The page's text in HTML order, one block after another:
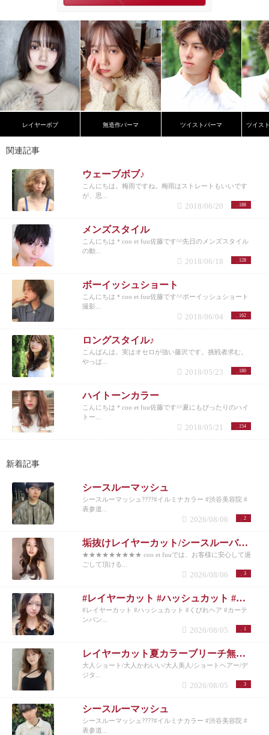
レイヤーボブ 無造作パーマ ツイストパーマ
関連記事
ウェーブボブ♪
こんにちは。梅雨ですね。梅雨はストレートもいいです
が、思...
188
2018/06/20
メンズスタイル
こんにちは＊coo et fuu佐藤です^^先日のメンズスタイル
の動...
128
2018/06/18
ボーイッシュショート
こんにちは＊coo et fuu佐藤です^^ボーイッシュショート
撮影...
162
2018/06/04
ロングスタイル♪
こんばんは。実はオセロが強い藤沢です。挑戦者求む。
やっぱ...
180
2018/05/23
ハイトーンカラー
こんにちは＊coo et fuu佐藤です^^夏にもぴったりのハイ
トー...
154
2018/05/21
新着記事
シースルーマッシュ
シースルーマッシュ????#イルミナカラー #渋谷美容院 #
表参道...
2
2026/08/06
垢抜けレイヤーカット/シースルーバング◎夏のベージュカラー
★★★★★★★★★ coo et fuuでは、お客様に安心して過
ごして頂ける...
3
2026/08/06
#レイヤーカット #ハッシュカット #くびれヘア #カーテンバング #インナーカラー
#レイヤーカット #ハッシュカット #くびれヘア #カーテ
ンバン...
1
2026/08/05
レイヤーカット夏カラーブリーチ無しカラー
大人ショート/大人かわいい/大人美人/ショートヘアー/デ
ジタ...
3
2026/08/05
シースルーマッシュ
シースルーマッシュ????#イルミナカラー #渋谷美容院 #
表参道...